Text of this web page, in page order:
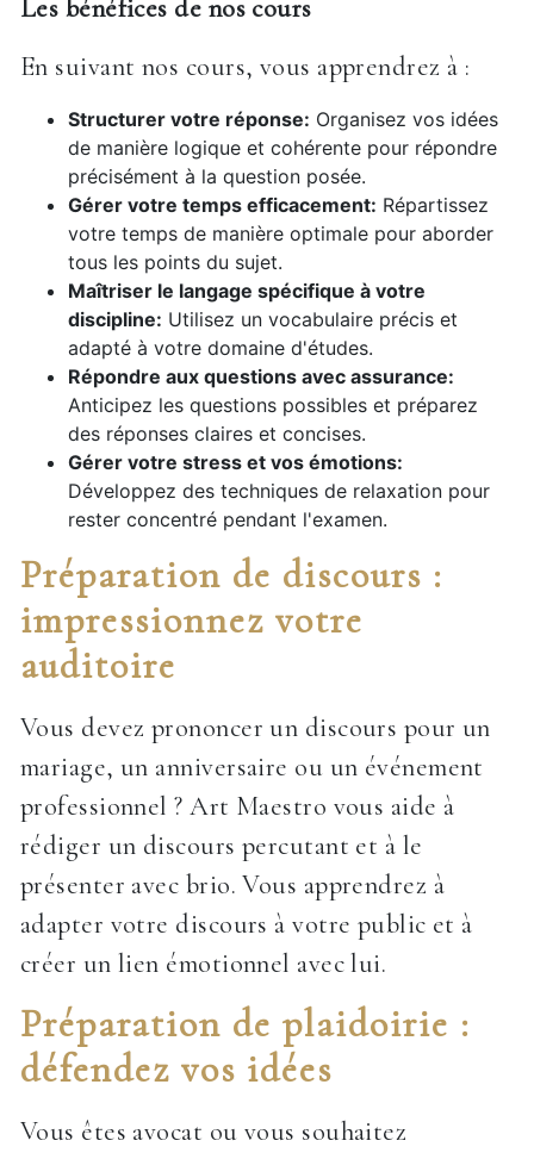
Les bénéfices de nos cours
En suivant nos cours, vous apprendrez à :
Structurer votre réponse: Organisez vos idées
de manière logique et cohérente pour répondre
précisément à la question posée.
Gérer votre temps efficacement: Répartissez
votre temps de manière optimale pour aborder
tous les points du sujet.
Maîtriser le langage spécifique à votre
discipline: Utilisez un vocabulaire précis et
adapté à votre domaine d'études.
Répondre aux questions avec assurance:
Anticipez les questions possibles et préparez
des réponses claires et concises.
Gérer votre stress et vos émotions:
Développez des techniques de relaxation pour
rester concentré pendant l'examen.
Préparation de discours :
impressionnez votre
auditoire
Vous devez prononcer un discours pour un
mariage, un anniversaire ou un événement
professionnel ? Art Maestro vous aide à
rédiger un discours percutant et à le
présenter avec brio. Vous apprendrez à
adapter votre discours à votre public et à
créer un lien émotionnel avec lui.
Préparation de plaidoirie :
défendez vos idées
Vous êtes avocat ou vous souhaitez